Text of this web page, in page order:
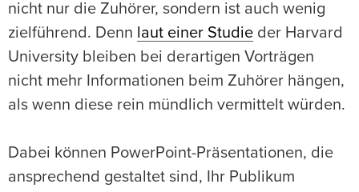
nicht nur die Zuhörer, sondern ist auch wenig
zielführend. Denn laut einer Studie der Harvard
University bleiben bei derartigen Vorträgen
nicht mehr Informationen beim Zuhörer hängen,
als wenn diese rein mündlich vermittelt würden.
Dabei können PowerPoint-Präsentationen, die
ansprechend gestaltet sind, Ihr Publikum